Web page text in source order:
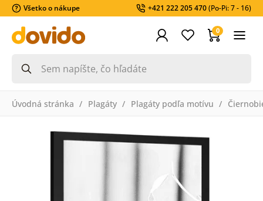
Všetko o nákupe +421 222 205 470(Po-Pi: 7 - 16)
0
Úvodná stránka Plagáty Plagáty podľa motívu